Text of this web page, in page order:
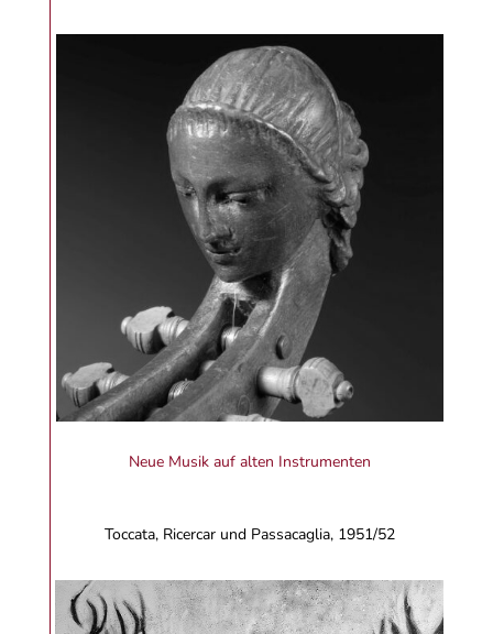
Neue Musik auf alten Instrumenten
Toccata, Ricercar und Passacaglia, 1951/52